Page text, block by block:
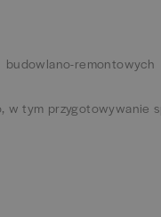
remontowych
w tym przygotowywanie